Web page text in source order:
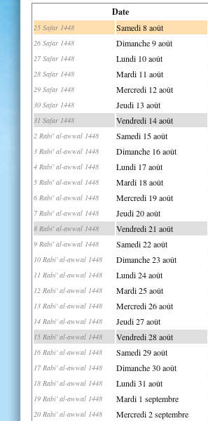
Date
25 Safar 1448 Samedi 8 août
26 Safar 1448 Dimanche 9 août
27 Safar 1448 Lundi 10 août
28 Safar 1448 Mardi 11 août
29 Safar 1448 Mercredi 12 août
30 Safar 1448 Jeudi 13 août
31 Safar 1448 Vendredi 14 août
2 Rabi' al-awwal 1448 Samedi 15 août
3 Rabi' al-awwal 1448 Dimanche 16 août
4 Rabi' al-awwal 1448 Lundi 17 août
5 Rabi' al-awwal 1448 Mardi 18 août
6 Rabi' al-awwal 1448 Mercredi 19 août
7 Rabi' al-awwal 1448 Jeudi 20 août
8 Rabi' al-awwal 1448 Vendredi 21 août
9 Rabi' al-awwal 1448 Samedi 22 août
10 Rabi' al-awwal 1448 Dimanche 23 août
11 Rabi' al-awwal 1448 Lundi 24 août
12 Rabi' al-awwal 1448 Mardi 25 août
13 Rabi' al-awwal 1448 Mercredi 26 août
14 Rabi' al-awwal 1448 Jeudi 27 août
15 Rabi' al-awwal 1448 Vendredi 28 août
16 Rabi' al-awwal 1448 Samedi 29 août
17 Rabi' al-awwal 1448 Dimanche 30 août
18 Rabi' al-awwal 1448 Lundi 31 août
19 Rabi' al-awwal 1448 Mardi 1 septembre
20 Rabi' al-awwal 1448 Mercredi 2 septembre